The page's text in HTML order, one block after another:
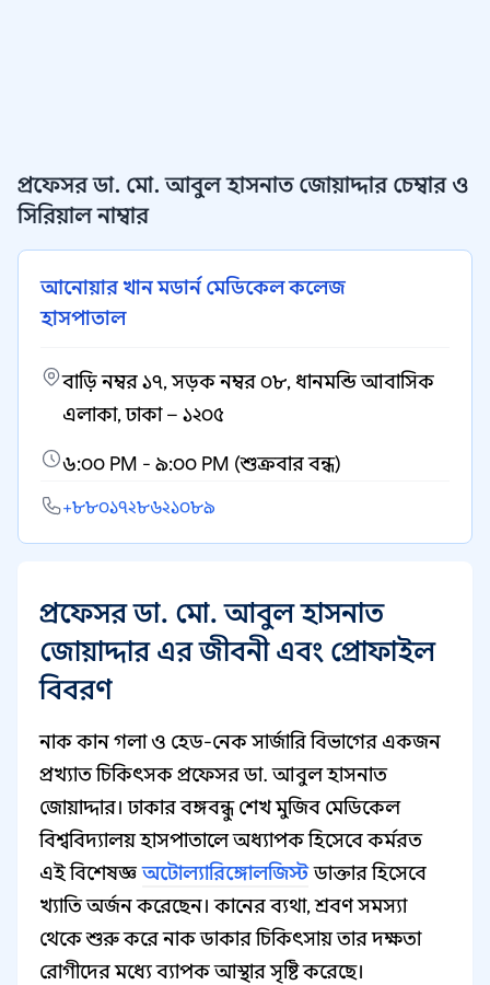
প্রফেসর ডা. মো. আবুল হাসনাত জোয়াদ্দার চেম্বার ও
সিরিয়াল নাম্বার
আনোয়ার খান মডার্ন মেডিকেল কলেজ
হাসপাতাল
বাড়ি নম্বর ১৭, সড়ক নম্বর ০৮, ধানমন্ডি আবাসিক
এলাকা, ঢাকা – ১২০৫
৬:০০ PM - ৯:০০ PM (শুক্রবার বন্ধ)
+৮৮০১৭২৮৬২১০৮৯
প্রফেসর ডা. মো. আবুল হাসনাত
জোয়াদ্দার এর জীবনী এবং প্রোফাইল
বিবরণ
নাক কান গলা ও হেড-নেক সার্জারি বিভাগের একজন
প্রখ্যাত চিকিৎসক প্রফেসর ডা. আবুল হাসনাত
জোয়াদ্দার। ঢাকার বঙ্গবন্ধু শেখ মুজিব মেডিকেল
বিশ্ববিদ্যালয় হাসপাতালে অধ্যাপক হিসেবে কর্মরত
এই বিশেষজ্ঞ অটোল্যারিঙ্গোলজিস্টডাক্তার হিসেবে
খ্যাতি অর্জন করেছেন। কানের ব্যথা, শ্রবণ সমস্যা
থেকে শুরু করে নাক ডাকার চিকিৎসায় তার দক্ষতা
রোগীদের মধ্যে ব্যাপক আস্থার সৃষ্টি করেছে।